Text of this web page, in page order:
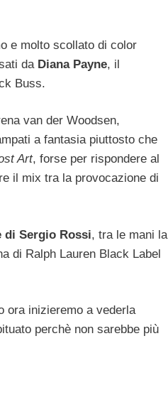
e molto scollato di color
da Diana Payne, il
Buss.
van der Woodsen,
a fantasia piuttosto che
Art, forse per rispondere al
il mix tra la provocazione di
di Sergio Rossi, tra le mani la
di Ralph Lauren Black Label
ora inizieremo a vederla
perchè non sarebbe più